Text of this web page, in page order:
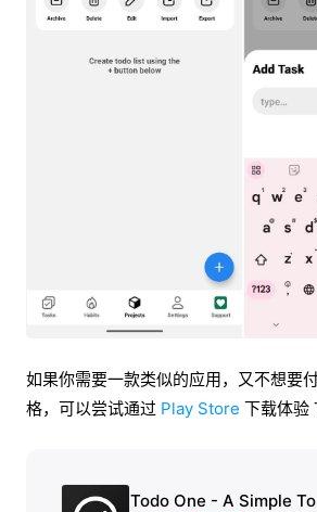
如果你需要一款类似的应用，又不想要
格，可以尝试通过 Play Store 下载体验
Todo One - A Simple